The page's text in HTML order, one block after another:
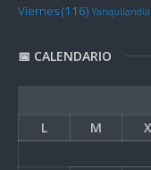
Viernes(116) Yanquilandia
📅 CALENDARIO
L
M X